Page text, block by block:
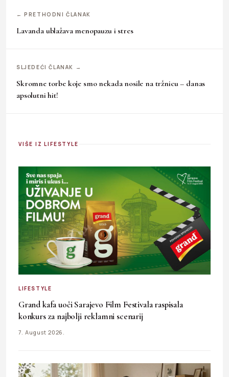
← PRETHODNI ČLANAK
Lavanda ublažava menopauzu i stres
SLJEDEĆI ČLANAK →
Skromne torbe koje smo nekada nosile na tržnicu – danas
apsolutni hit!
VIŠE IZ LIFESTYLE
LIFESTYLE
Grand kafa uoči Sarajevo Film Festivala raspisala
konkurs za najbolji reklamni scenarij
7. August 2026.